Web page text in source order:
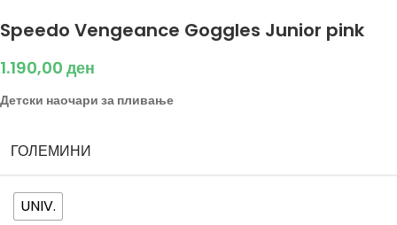
Speedo Vengeance Goggles Junior pink
1.190,00 ден
Детски наочари за пливање
ГОЛЕМИНИ
UNIV.